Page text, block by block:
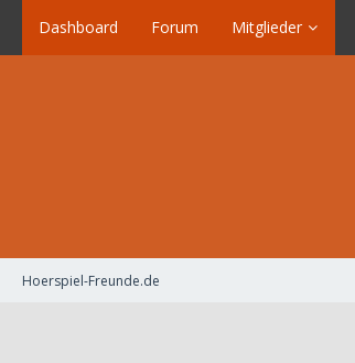
Dashboard Forum Mitglieder
Hoerspiel-Freunde.de